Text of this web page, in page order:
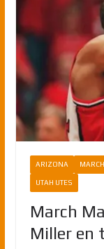
ARIZONA
UTAH UTES
March
Miller en